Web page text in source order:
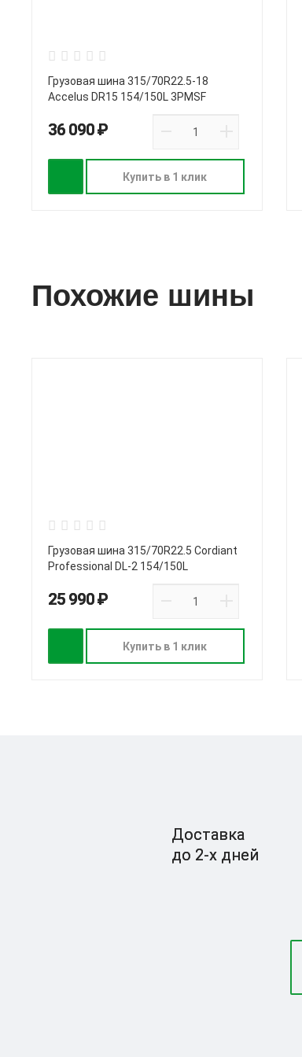
Грузовая шина 315/70R22.5-18
Accelus DR15 154/150L 3PMSF
36 090 ₽
Купить в 1 клик
Похожие шины
Грузовая шина 315/70R22.5 Cordiant
Professional DL-2 154/150L
25 990 ₽
Купить в 1 клик
Доставка
до 2-x дней